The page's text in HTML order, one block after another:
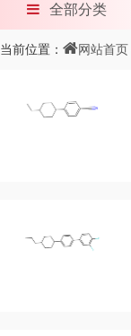
全部分类
当前位置： 网站首页